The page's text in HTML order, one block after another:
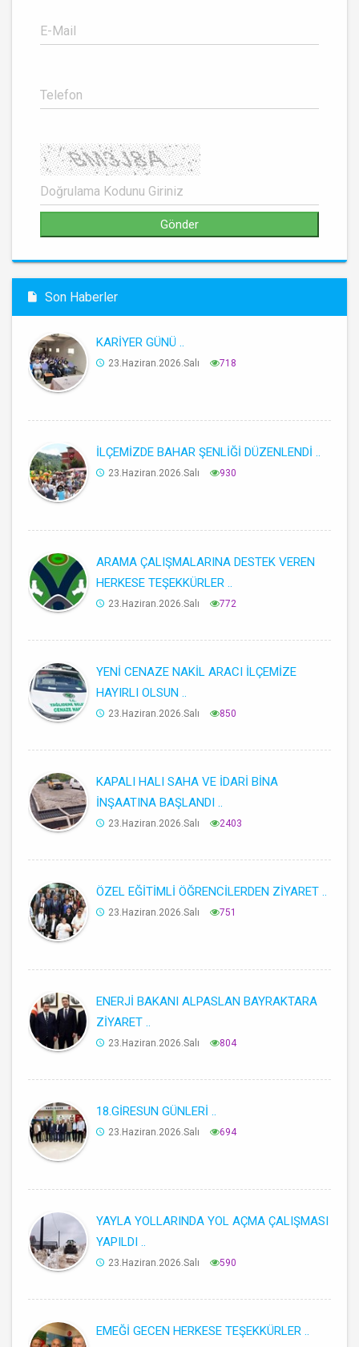
Son Haberler
KARİYER GÜNÜ ..
23.Haziran.2026.Salı 718
İLÇEMİZDE BAHAR ŞENLİĞİ DÜZENLENDİ ..
23.Haziran.2026.Salı 930
ARAMA ÇALIŞMALARINA DESTEK VEREN
HERKESE TEŞEKKÜRLER ..
23.Haziran.2026.Salı 772
YENİ CENAZE NAKİL ARACI İLÇEMİZE
HAYIRLI OLSUN ..
23.Haziran.2026.Salı 850
KAPALI HALI SAHA VE İDARİ BİNA
İNŞAATINA BAŞLANDI ..
23.Haziran.2026.Salı 2403
ÖZEL EĞİTİMLİ ÖĞRENCİLERDEN ZİYARET ..
23.Haziran.2026.Salı 751
ENERJİ BAKANI ALPASLAN BAYRAKTARA
ZİYARET ..
23.Haziran.2026.Salı 804
18.GİRESUN GÜNLERİ ..
23.Haziran.2026.Salı 694
YAYLA YOLLARINDA YOL AÇMA ÇALIŞMASI
YAPILDI ..
23.Haziran.2026.Salı 590
EMEĞİ GECEN HERKESE TEŞEKKÜRLER ..